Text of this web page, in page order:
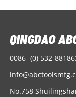
0086- (0) 532-
No.758